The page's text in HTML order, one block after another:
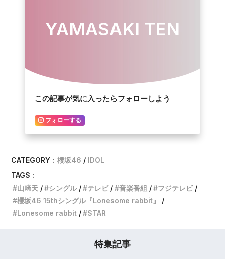
YAMASAKI TEN
この記事が気に入ったらフォローしよう
フォローする
CATEGORY : 櫻坂46
IDOL
TAGS :
山﨑天
シングル テレビ 音楽番組
フジテレビ
櫻坂46 15thシングル『Lonesome rabbit』
Lonesome rabbit
STAR
特集記事